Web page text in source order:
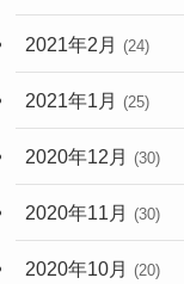
2021年2月 (24)
2021年1月 (25)
2020年12月 (30)
2020年11月 (30)
2020年10月 (20)